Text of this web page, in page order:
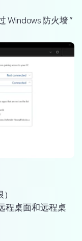
Windows 防火墙.”
程桌面和远程桌